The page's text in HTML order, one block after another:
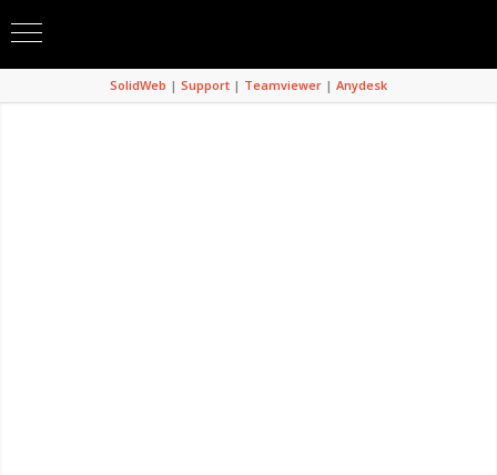
SolidWeb | Support| Teamviewer| Anydesk